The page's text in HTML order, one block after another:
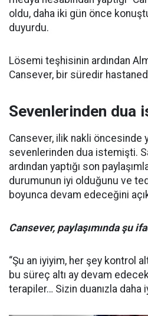
oldu, daha iki gün önce
duyurdu.
Lösemi teşhisinin ardından
Cansever, bir süredir
Sevenlerinden dua
Cansever, ilik nakli öncesinde
sevenlerinden dua istemişti.
ardından yaptığı son
durumunun iyi olduğunu ve
boyunca devam edeceğini
Cansever, paylaşımında şu
“Şu an iyiyim, her şey kontrol
bu süreç altı ay devam
terapiler… Sizin duanızla daha